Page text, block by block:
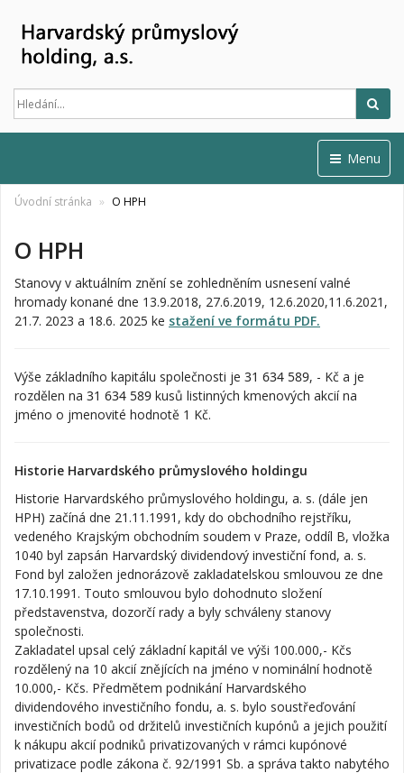
Menu
Úvodní stránka O HPH
O HPH
Stanovy v aktuálním znění se zohledněním usnesení valné
hromady konané dne 13.9.2018, 27.6.2019, 12.6.2020,11.6.2021,
21.7. 2023 a 18.6. 2025 ke stažení ve formátu PDF.
Výše základního kapitálu společnosti je 31 634 589, - Kč a je
rozdělen na 31 634 589 kusů listinných kmenových akcií na
jméno o jmenovité hodnotě 1 Kč.
Historie Harvardského průmyslového holdingu
Historie Harvardského průmyslového holdingu, a. s. (dále jen
HPH) začíná dne 21.11.1991, kdy do obchodního rejstříku,
vedeného Krajským obchodním soudem v Praze, oddíl B, vložka
1040 byl zapsán Harvardský dividendový investiční fond, a. s.
Fond byl založen jednorázově zakladatelskou smlouvou ze dne
17.10.1991. Touto smlouvou bylo dohodnuto složení
představenstva, dozorčí rady a byly schváleny stanovy
společnosti.
Zakladatel upsal celý základní kapitál ve výši 100.000,- Kčs
rozdělený na 10 akcií znějících na jméno v nominální hodnotě
10.000,- Kčs. Předmětem podnikání Harvardského
dividendového investičního fondu, a. s. bylo soustřeďování
investičních bodů od držitelů investičních kupónů a jejich použití
k nákupu akcií podniků privatizovaných v rámci kupónové
privatizace podle zákona č. 92/1991 Sb. a správa takto nabytého